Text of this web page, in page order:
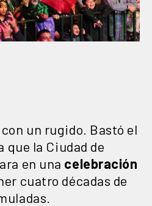
un rugido. Bastó el
la Ciudad de
en una celebración
cuatro décadas de